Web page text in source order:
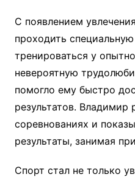
С появлением
проходить
тренироваться у
невероятную
помогло ему быстро
результатов. Владимир
соревнованиях и
результаты, занимая
Спорт стал не только